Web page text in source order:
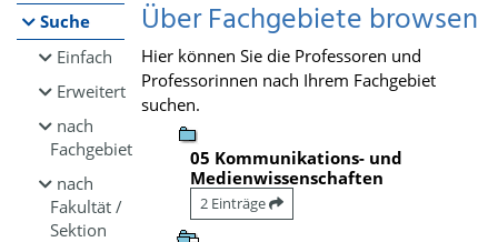
Suche
Einfach
Erweitert
nach
Fachgebiet
nach
Fakultät /
Sektion
Über Fachgebiete browsen
Hier können Sie die Professoren und
Professorinnen nach Ihrem Fachgebiet
suchen.
05 Kommunikations- und
Medienwissenschaften
2 Einträge